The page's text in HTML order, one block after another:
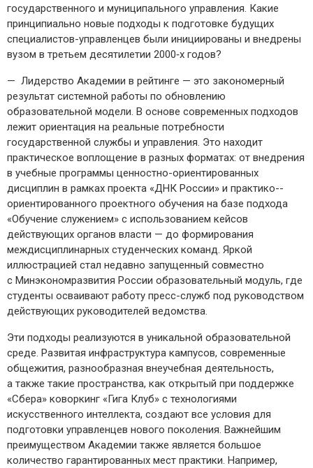
государственного и муниципального управления. Какие
принципиально новые подходы к подготовке будущих
специалистов-­управленцев были инициированы и внедрены
вузом в третьем десятилетии 2000‑х годов?
— Лидерство Академии в рейтинге — ​это закономерный
результат системной работы по обновлению
образовательной модели. В основе современных подходов
лежит ориентация на реальные потребности
государственной службы и управления. Это находит
практическое воплощение в разных форматах: от внедрения
в учебные программы ценностно-­ориентированных
дисциплин в рамках проекта «ДНК России» и практико-­
ориентированного проектного обучения на базе подхода
«Обучение служением» с использованием кейсов
действующих органов власти — ​до формирования
междисциплинарных студенческих команд. Яркой
иллюстрацией стал недавно запущенный совместно
с Минэкономразвития России образовательный модуль, где
студенты осваивают работу пресс-­служб под руководством
действующих руководителей ведомства.
Эти подходы реализуются в уникальной образовательной
среде. Развитая инфраструктура кампусов, современные
общежития, разнообразная внеучебная деятельность,
а также такие пространства, как открытый при поддержке
«Сбера» коворкинг «Гига Клуб» с технологиями
искусственного интеллекта, создают все условия для
подготовки управленцев нового поколения. Важнейшим
преимуществом Академии также является большое
количество гарантированных мест практики. Например,